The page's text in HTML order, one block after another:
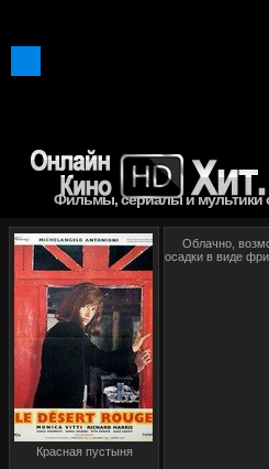
Фильмы, сериалы и мультики
Красная пустыня
Облачно,
осадки в виде